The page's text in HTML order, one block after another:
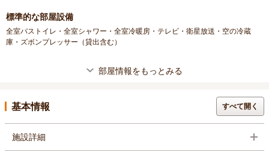
標準的な部屋設備
全室バストイレ・全室シャワー・全室冷暖房・テレビ・衛星放送・空の冷蔵
庫・ズボンプレッサー（貸出含む）
部屋情報をもっとみる
基本情報 すべて開く
施設詳細